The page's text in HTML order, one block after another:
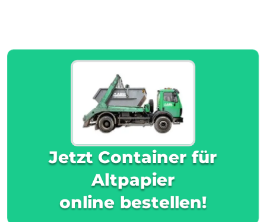
Jetzt Container für
Altpapier
online bestellen!